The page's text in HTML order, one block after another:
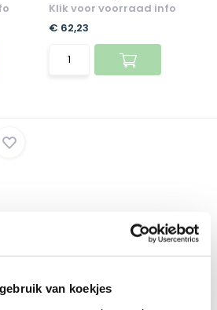
van koekjes
Klik voor voorraad info
€ 62,23